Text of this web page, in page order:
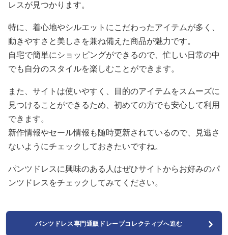
レスが見つかります。
特に、着心地やシルエットにこだわったアイテムが多く、
動きやすさと美しさを兼ね備えた商品が魅力です。
自宅で簡単にショッピングができるので、忙しい日常の中
でも自分のスタイルを楽しむことができます。
また、サイトは使いやすく、目的のアイテムをスムーズに
見つけることができるため、初めての方でも安心して利用
できます。
新作情報やセール情報も随時更新されているので、見逃さ
ないようにチェックしておきたいですね。
パンツドレスに興味のある人はぜひサイトからお好みのパ
ンツドレスをチェックしてみてください。
パンツドレス専門通販ドレープコレクティブへ進む